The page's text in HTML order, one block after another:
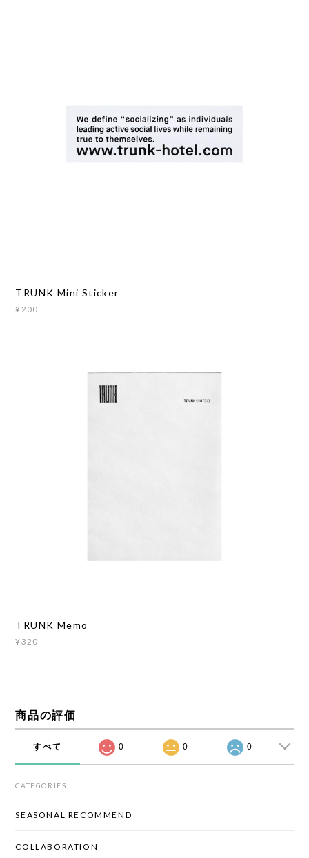
TRUNK Mini Sticker
¥200
TRUNK Memo
¥320
商品の評価
すべて 0 0 0
CATEGORIES
SEASONAL RECOMMEND
COLLABORATION